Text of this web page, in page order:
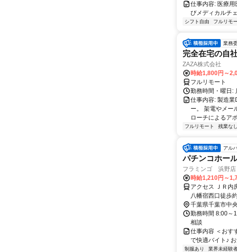
仕事内容: 医療
びメディカルチ
シフト自由 フルリモ
業務
完全在宅の自
ZAZA株式会社
時給1,800円～
フルリモート
勤務時間・曜日:
仕事内容: 製造
ー。 架電やメー
ローチによるア
フルリモート 残業なし
アル
パチンコホー
フラミンゴ 浜野店
時給1,210円～
アクセス ＪＲ内
八幡宿西口徒歩
千葉県千葉市中
勤務時間 8:00～
相談
仕事内容 ＜お
で快適バイト♪
制服あり 業界未経験